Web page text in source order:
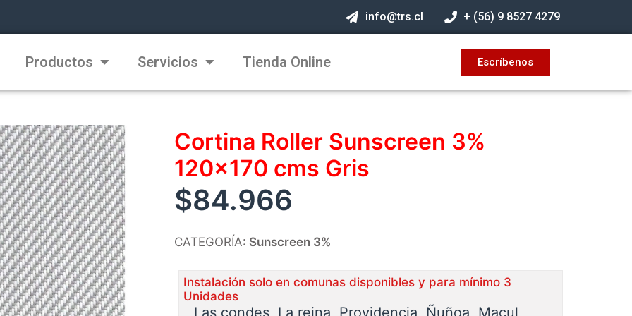
info@trs.cl + (56) 9 8527 4279
Productos Servicios Tienda Online Escríbenos
Cortina Roller Sunscreen 3%
120×170 cms Gris
$84.966
CATEGORÍA: Sunscreen 3%
Instalación solo en comunas disponibles y para mínimo 3
Unidades
Las condes, La reina, Providencia, Ñuñoa, Macul,